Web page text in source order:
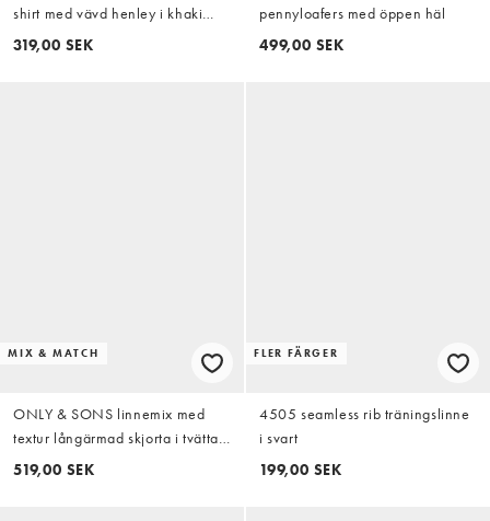
shirt med vävd henley i khaki
waffle
319,00 SEK
pennyloafers med öppen häl
499,00 SEK
MIX & MATCH
ONLY & SONS linnemix med
textur långärmad skjorta i tvättad
blå som set
519,00 SEK
FLER FÄRGER
4505 seamless rib träningslinne
i svart
199,00 SEK